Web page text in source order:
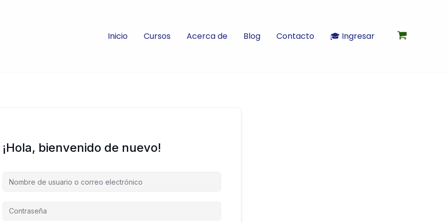
Inicio Cursos Acerca de Blog Contacto 🎓 Ingresar
¡Hola, bienvenido de nuevo!